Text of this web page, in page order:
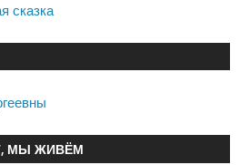
сказка
МЫ ЖИВЁМ